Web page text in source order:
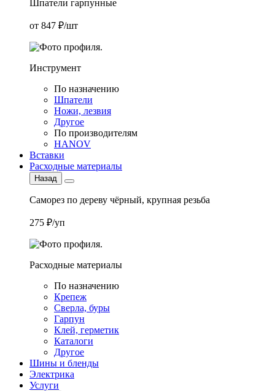
Шпатели гарпунные
от 847 ₽/шт
Инструмент
По назначению
Шпатели
Ножи, лезвия
Другое
По производителям
HANOV
Вставки
Расходные материалы
Назад
Саморез по дереву чёрный, крупная резьба
275 ₽/уп
Расходные материалы
По назначению
Крепеж
Сверла, буры
Гарпун
Клей, герметик
Каталоги
Другое
Шины и бленды
Электрика
Услуги